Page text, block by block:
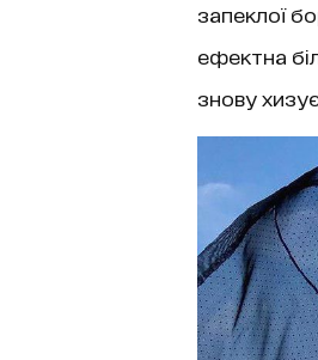
запеклої
ефектна
знову